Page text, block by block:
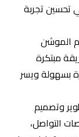
حيث يتم دمج
الرسالة
المتابعين.
مع